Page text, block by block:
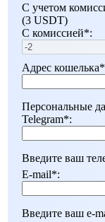
С учетом
(3 USDT)
С комиссией*:
Адрес кошелька*
Персональные
Telegram*:
Введите ваш
E-mail*:
Введите ваш e-